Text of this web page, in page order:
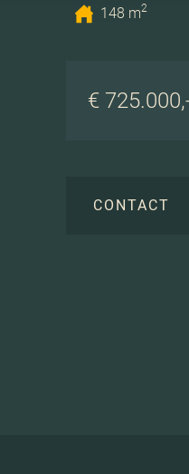
148 m2
€
CONTACT